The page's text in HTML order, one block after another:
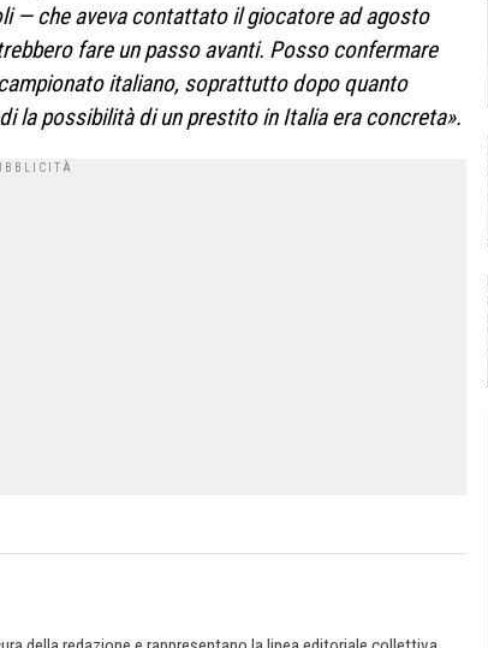
— che aveva contattato il giocatore ad agosto
fare un passo avanti. Posso confermare
italiano, soprattutto dopo quanto
la possibilità di un prestito in Italia era concreta».